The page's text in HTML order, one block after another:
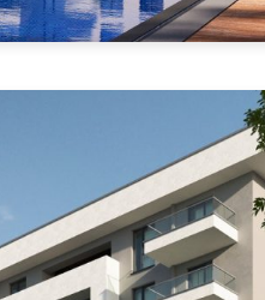
Telefon
Email